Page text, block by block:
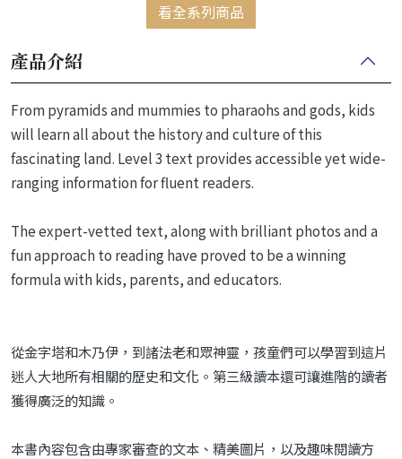
看全系列商品
產品介紹
From pyramids and mummies to pharaohs and gods, kids
will learn all about the history and culture of this
fascinating land. Level 3 text provides accessible yet wide-
ranging information for fluent readers.
The expert-vetted text, along with brilliant photos and a
fun approach to reading have proved to be a winning
formula with kids, parents, and educators.
從金字塔和木乃伊，到諸法老和眾神靈，孩童們可以學習到這片
迷人大地所有相關的歷史和文化。第三級讀本還可讓進階的讀者
獲得廣泛的知識。
本書內容包含由專家審查的文本、精美圖片，以及趣味閱讀方